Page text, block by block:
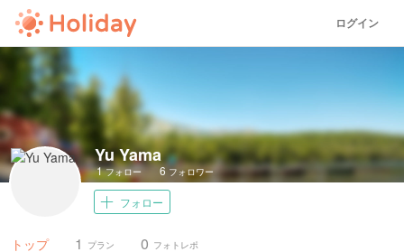
ログイン
Yu Yama
1フォロー 6 フォロワー
フォロー
トップ プラン
1 フォトレポ
0